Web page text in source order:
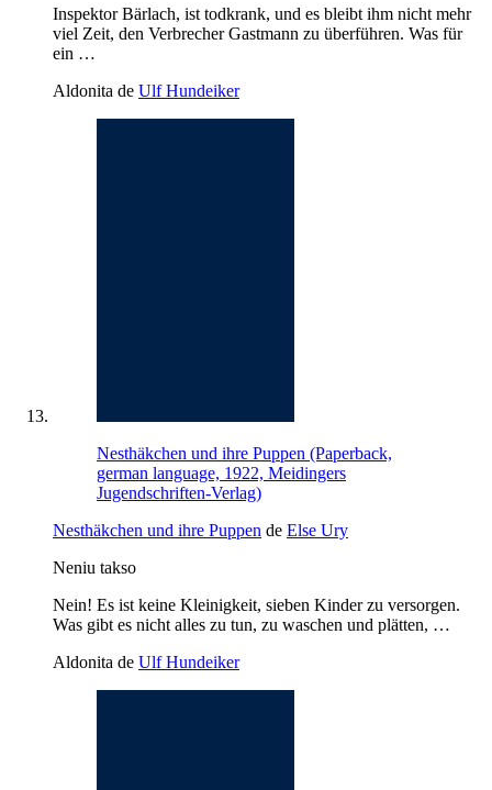
Inspektor Bärlach, ist todkrank, und es bleibt ihm nicht mehr
viel Zeit, den Verbrecher Gastmann zu überführen. Was für
ein …
Aldonita de Ulf Hundeiker
Nesthäkchen und ihre Puppen (Paperback,
german language, 1922, Meidingers
Jugendschriften-Verlag)
Nesthäkchen und ihre Puppen de Else Ury
Neniu takso
Nein! Es ist keine Kleinigkeit, sieben Kinder zu versorgen.
Was gibt es nicht alles zu tun, zu waschen und plätten, …
Aldonita de Ulf Hundeiker